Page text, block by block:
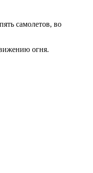
самолетов, во
огня.